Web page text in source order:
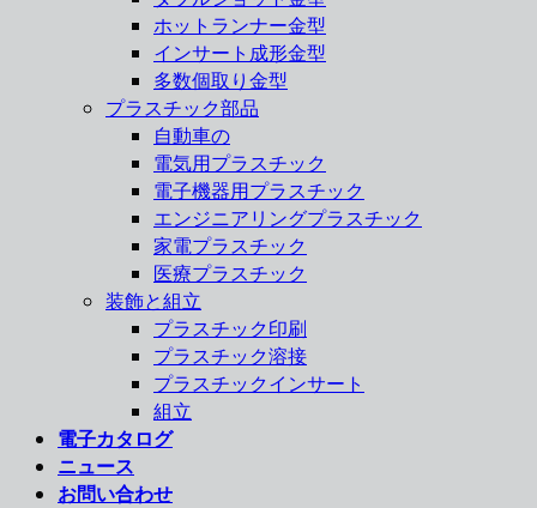
ホットランナー金型
インサート成形金型
多数個取り金型
プラスチック部品
自動車の
電気用プラスチック
電子機器用プラスチック
エンジニアリングプラスチック
家電プラスチック
医療プラスチック
装飾と組立
プラスチック印刷
プラスチック溶接
プラスチックインサート
組立
電子カタログ
ニュース
お問い合わせ